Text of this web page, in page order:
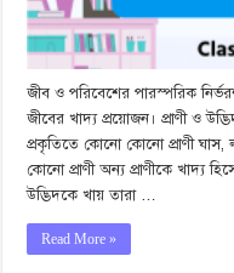
জীব ও পরিবেশের পারস্পরিক
জীবের খাদ্য প্রয়োজন। প্রাণী ও
প্রকৃতিতে কোনো কোনো প্রাণী ঘাস,
কোনো প্রাণী অন্য প্রাণীকে খাদ্য
উদ্ভিদকে খায় তারা …
Read More »